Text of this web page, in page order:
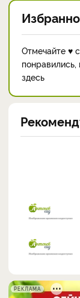
Отмечайте ♥
здесь
РЕКЛАМА